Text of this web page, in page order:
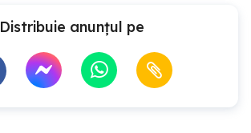
Distribuie anunțul pe